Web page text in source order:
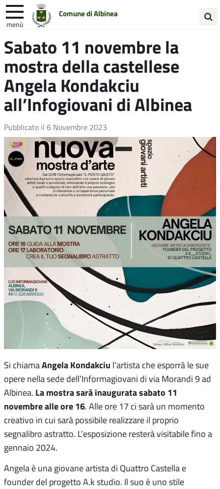
Comune di Albinea
menù
nel
sito
Entra in Comune Vivi Albinea
Unione Colline Matildiche
Sabato 11 novembre la
mostra della castellese
Angela Kondakciu
all’Infogiovani di Albinea
Pubblicato il 6 Novembre 2023
Si chiamaAngela Kondakciu l’artista che esporrà le sue
opere nella sede dell’Informagiovani di via Morandi 9 ad
Albinea. La mostra sarà inaugurata sabato 11
novembre alle ore 16. Alle ore 17 ci sarà un momento
creativo in cui sarà possibile realizzare il proprio
segnalibro astratto. L’esposizione resterà visitabile fino a
gennaio 2024.
Angela è una giovane artista di Quattro Castella e
founder del progetto A.k studio. Il suo è uno stile